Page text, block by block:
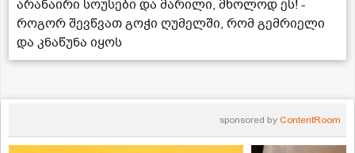
არანაირი სოუსები და მარილი, მხოლოდ ეს! -
როგორ შევწვათ გოჭი ღუმელში, რომ გემრიელი
და კნაწუნა იყოს
sponsored by ContentRoom